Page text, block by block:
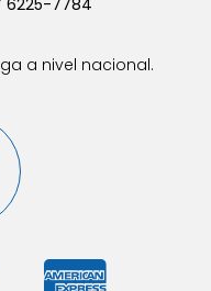
a nivel nacional.